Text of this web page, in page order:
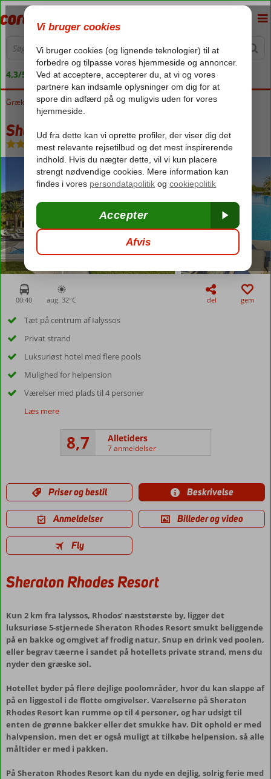
4,3/5 på Trustpilot
Forside
Grækenland Rhodos Ialyssos / Trianda Sheraton Rhodes Resort
Sheraton Rhodes Resort
Halvpension-Hotel
00:40 aug. 32°C del gem
Tæt på centrum af Ialyssos
Privat strand
Luksuriøst hotel med flere pools
Mulighed for helpension
Værelser med plads til 4 personer
Læs mere
8,7 Alletiders
7 anmeldelser
Priser og bestil Beskrivelse
Anmeldelser Billeder og video
Fly
Sheraton Rhodes Resort
Kun 2 km fra Ialyssos, Rhodos’ næststørste by, ligger det
luksuriøse 5-stjernede Sheraton Rhodes Resort smukt beliggende
på en bakke og omgivet af frodig natur. Snup en drink ved poolen,
eller begrav tæerne i sandet på hotellets private strand, mens du
nyder den græske sol.
Hotellet byder på flere dejlige poolområder, hvor du kan slappe af
på en liggestol i de flotte omgivelser. Værelserne på Sheraton
Rhodes Resort kan rumme op til 4 personer, og har udsigt til
enten de grønne bakker eller det smukke hav. Dit ophold er med
halvpension, men det er også muligt at tilkøbe helpension, så alle
måltider er med i pakken.
På Sheraton Rhodes Resort kan du nyde en dejlig, solrig ferie med